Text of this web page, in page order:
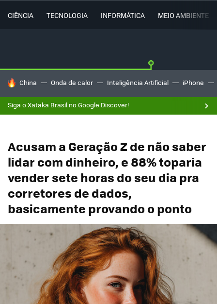
CIÊNCIA TECNOLOGIA INFORMÁTICA MEIO AMBIENTE
TENDÊNCIAS DO DIA
China Onda de calor Inteligência Artificial iPhone
Siga o Xataka Brasil no Google Discover!
Acusam a Geração Z de não saber
lidar com dinheiro, e 88% toparia
vender sete horas do seu dia pra
corretores de dados,
basicamente provando o ponto